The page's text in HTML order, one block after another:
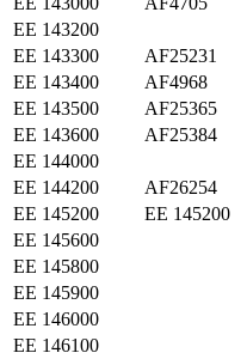
ЕЕ 143200
ЕЕ 143300
AF25231
ЕЕ 143400
AF4968
ЕЕ 143500
AF25365
ЕЕ 143600
AF25384
ЕЕ 144000
ЕЕ 144200
AF26254
ЕЕ 145200
ЕЕ 145200
ЕЕ 145600
ЕЕ 145800
ЕЕ 145900
ЕЕ 146000
ЕЕ 146100